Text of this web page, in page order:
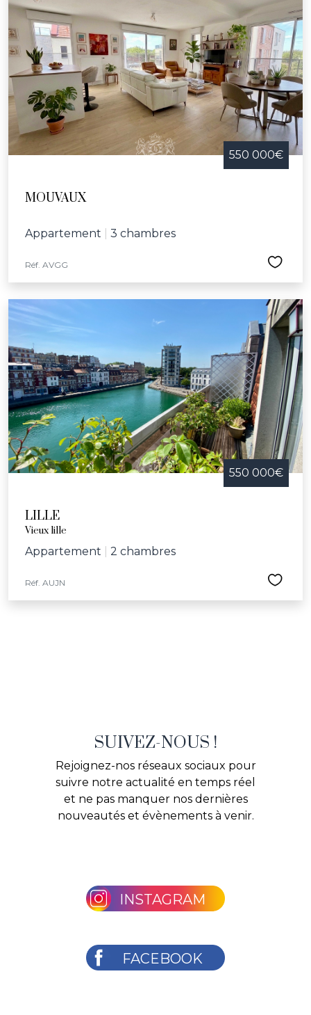
550 000€
MOUVAUX
Appartement 3 chambres
Réf. AVGG
550 000€
LILLE
Vieux lille
Appartement 2 chambres
Réf. AUJN
SUIVEZ-NOUS !
Rejoignez-nos réseaux sociaux pour
suivre notre actualité en temps réel
et ne pas manquer nos dernières
nouveautés et évènements à venir.
INSTAGRAM
FACEBOOK